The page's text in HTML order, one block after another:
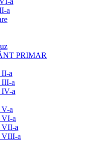
a
PRIMAR
II-a
III-a
IV-a
V-a
VI-a
VII-a
VIII-a